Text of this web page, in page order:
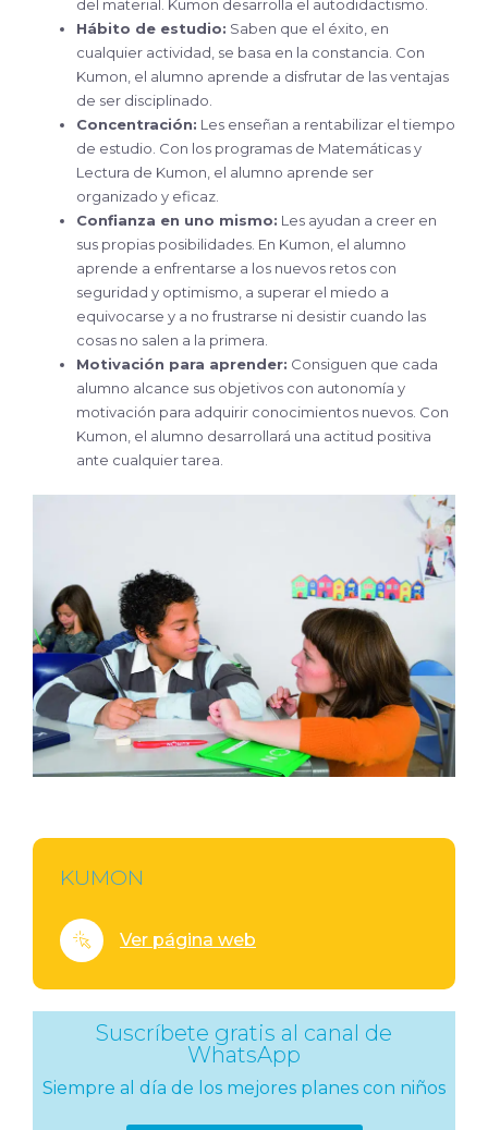
del material. Kumon desarrolla el autodidactismo.
Hábito de estudio: Saben que el éxito, en
cualquier actividad, se basa en la constancia. Con
Kumon, el alumno aprende a disfrutar de las ventajas
de ser disciplinado.
Concentración: Les enseñan a rentabilizar el tiempo
de estudio. Con los programas de Matemáticas y
Lectura de Kumon, el alumno aprende ser
organizado y eficaz.
Confianza en uno mismo: Les ayudan a creer en
sus propias posibilidades. En Kumon, el alumno
aprende a enfrentarse a los nuevos retos con
seguridad y optimismo, a superar el miedo a
equivocarse y a no frustrarse ni desistir cuando las
cosas no salen a la primera.
Motivación para aprender: Consiguen que cada
alumno alcance sus objetivos con autonomía y
motivación para adquirir conocimientos nuevos. Con
Kumon, el alumno desarrollará una actitud positiva
ante cualquier tarea.
KUMON
Ver página web
Suscríbete gratis al canal de
WhatsApp
Siempre al día de los mejores planes con niños